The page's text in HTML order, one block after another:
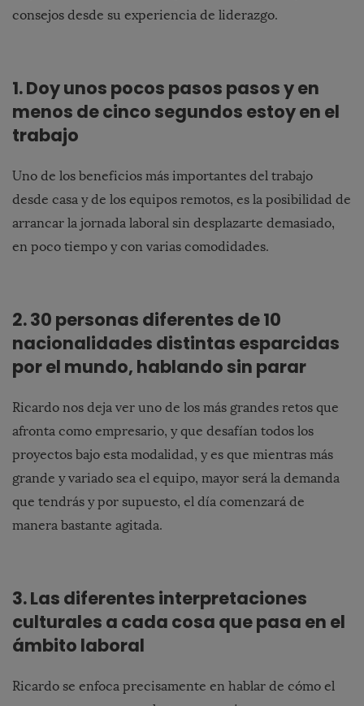
consejos desde su experiencia de liderazgo.
1. Doy unos pocos pasos pasos y en
menos de cinco segundos estoy en el
trabajo
Uno de los beneficios más importantes del trabajo
desde casa y de los equipos remotos, es la posibilidad de
arrancar la jornada laboral sin desplazarte demasiado,
en poco tiempo y con varias comodidades.
2. 30 personas diferentes de 10
nacionalidades distintas esparcidas
por el mundo, hablando sin parar
Ricardo nos deja ver uno de los más grandes retos que
afronta como empresario, y que desafían todos los
proyectos bajo esta modalidad, y es que mientras más
grande y variado sea el equipo, mayor será la demanda
que tendrás y por supuesto, el día comenzará de
manera bastante agitada.
3. Las diferentes interpretaciones
culturales a cada cosa que pasa en el
ámbito laboral
Ricardo se enfoca precisamente en hablar de cómo el